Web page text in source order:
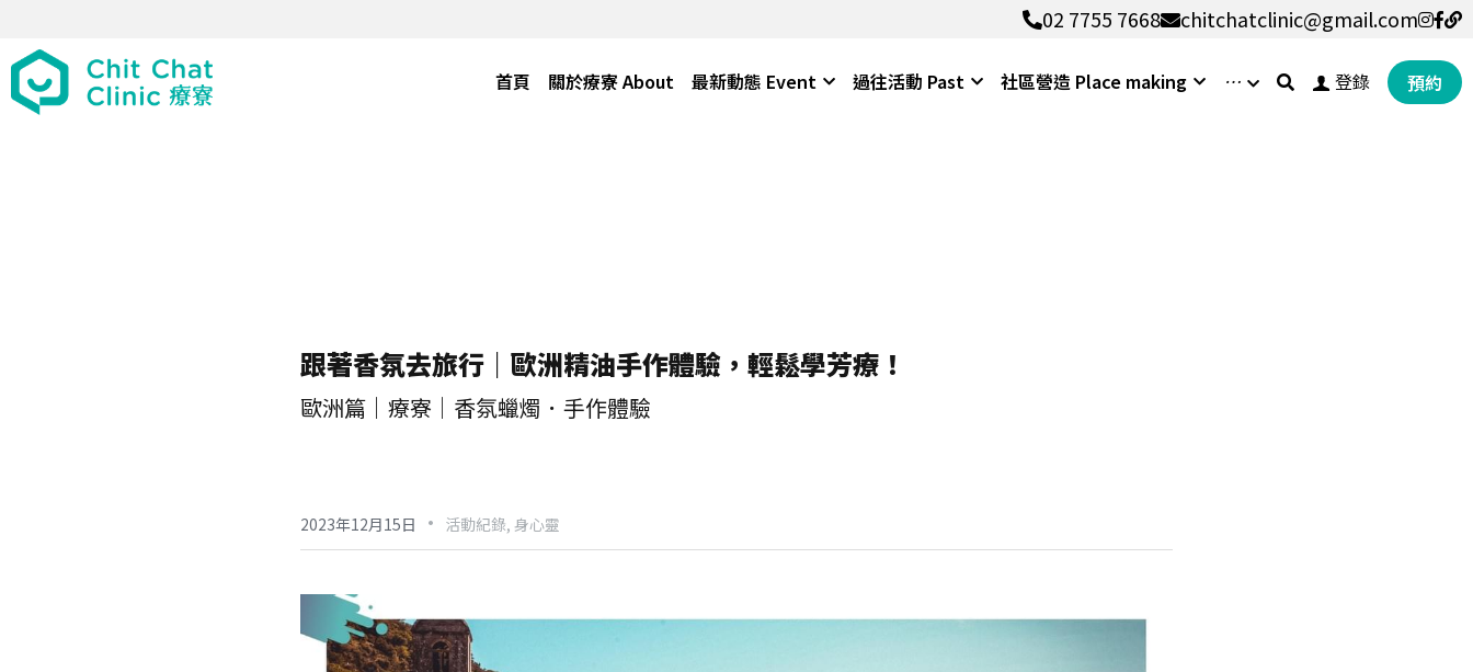
02 7755 7668 chitchatclinic@gmail.com
02 7755 7668 chitchatclinic@gmail.com
首頁 關於療寮 About 最新動態 Event 過往活動 Past 社區營造 Place making … 登錄 預約
跟著香氛去旅行｜歐洲精油手作體驗，輕鬆學芳療！
歐洲篇｜療寮｜香氛蠟燭．手作體驗
2023年12月15日 · 活動紀錄, 身心靈